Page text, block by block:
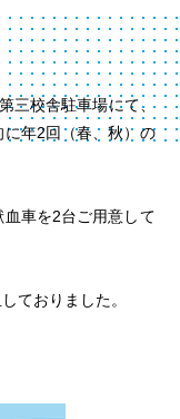
三校舎駐車場にて、
年2回（春、秋）の
車を2台ご用意して
ておりました。